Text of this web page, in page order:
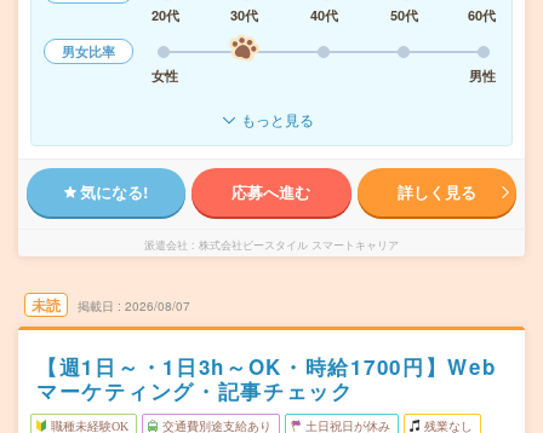
20代
30代 40代 50代
60代
男女比率
女性
男性
もっと見る
気になる! 応募へ進む 詳しく見る
派遣会社 株式会社ビースタイル スマートキャリア
未読 掲載日 2026/08/07
【週1日～・1日3h～OK・時給1700円】Web
マーケティング・記事チェック
職種未経験OK 交通費別途支給あり 土日祝日が休み 残業なし